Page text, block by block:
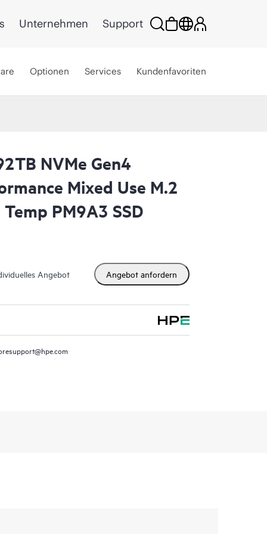
Unternehmen Support
Optionen Services Kundenfavoriten
NVMe Gen4
Mixed Use M.2
PM9A3 SSD
Angebot Angebot anfordern